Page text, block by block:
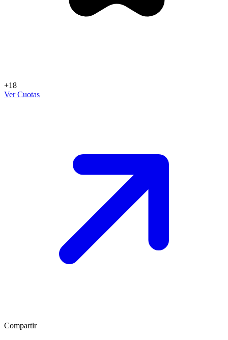
+18
Ver Cuotas
Compartir